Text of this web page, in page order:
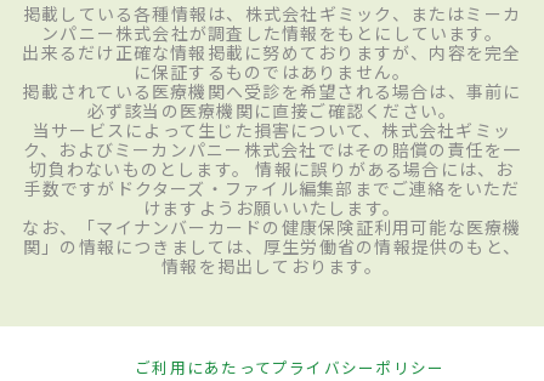
掲載している各種情報は、株式会社ギミック、またはミーカ
ンパニー株式会社が調査した情報をもとにしています。
出来るだけ正確な情報掲載に努めておりますが、内容を完全
に保証するものではありません。
掲載されている医療機関へ受診を希望される場合は、事前に
必ず該当の医療機関に直接ご確認ください。
当サービスによって生じた損害について、株式会社ギミッ
ク、およびミーカンパニー株式会社ではその賠償の責任を一
切負わないものとします。 情報に誤りがある場合には、お
手数ですがドクターズ・ファイル編集部までご連絡をいただ
けますようお願いいたします。
なお、「マイナンバーカードの健康保険証利用可能な医療機
関」の情報につきましては、厚生労働省の情報提供のもと、
情報を掲出しております。
ご利用にあたってプライバシーポリシー